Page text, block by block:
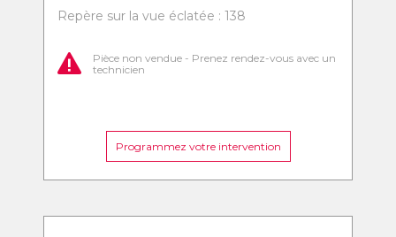
Repère sur la vue éclatée : 138
Pièce non vendue - Prenez rendez-vous avec un
technicien
Programmez votre intervention